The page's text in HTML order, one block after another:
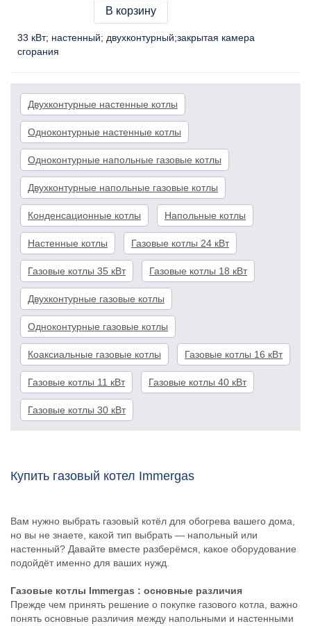
В корзину
33 кВт настенный двухконтурный закрытая камера
сгорания
Двухконтурные настенные котлы
Одноконтурные настенные котлы
Одноконтурные напольные газовые котлы
Двухконтурные напольные газовые котлы
Конденсационные котлы Напольные котлы
Настенные котлы Газовые котлы 24 кВт
Газовые котлы 35 кВт Газовые котлы 18 кВт
Двухконтурные газовые котлы
Одноконтурные газовые котлы
Коаксиальные газовые котлы Газовые котлы 16 кВт
Газовые котлы 11 кВт Газовые котлы 40 кВт
Газовые котлы 30 кВт
Купить газовый котел Immergas
Вам нужно выбрать газовый котёл для обогрева вашего дома,
но вы не знаете, какой тип выбрать — напольный или
настенный? Давайте вместе разберёмся, какое оборудование
подойдёт именно для ваших нужд.
Газовые котлы Immergas : основные различия
Прежде чем принять решение о покупке газового котла, важно
понять основные различия между напольными и настенными